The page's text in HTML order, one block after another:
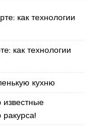
как технологии
как технологии
кухню